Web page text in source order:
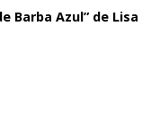
Barba Azul” de Lisa